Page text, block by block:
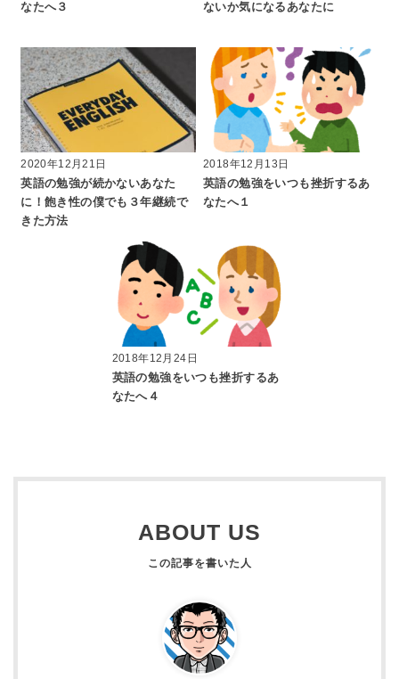
なたへ３
ないか気になるあなたに
2020年12月21日
英語の勉強が続かないあなた
に！飽き性の僕でも３年継続で
きた方法
2018年12月13日
英語の勉強をいつも挫折するあ
なたへ１
2018年12月24日
英語の勉強をいつも挫折するあ
なたへ４
ABOUT US